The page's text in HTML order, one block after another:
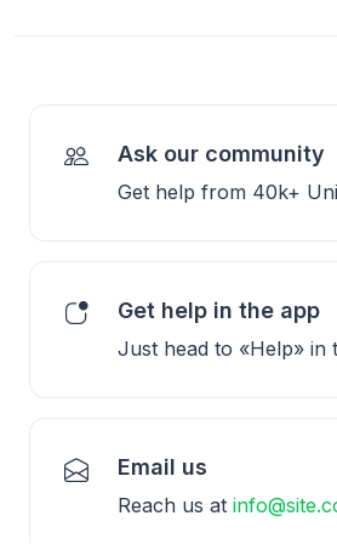
Ask our community
Get help from 40k+
Get help in the app
Just head to «Help» in
Email us
Reach us at